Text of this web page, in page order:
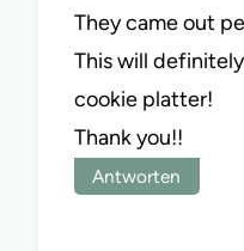
They came out
This will
cookie platter!
Thank you!!
Antworten